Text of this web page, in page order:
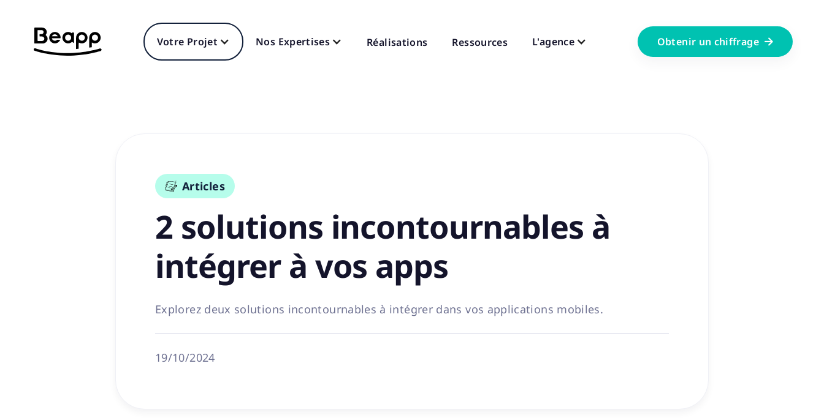
Votre Projet Nos Expertises Réalisations Ressources L'agence Obtenir un chiffrage 
Articles
2 solutions incontournables à
intégrer à vos apps
Explorez deux solutions incontournables à intégrer dans vos applications mobiles.
19/10/2024